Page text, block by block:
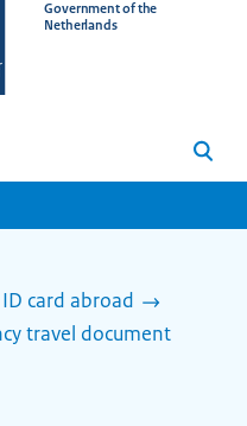
Government of the
Netherlands
Search
card abroad
travel document